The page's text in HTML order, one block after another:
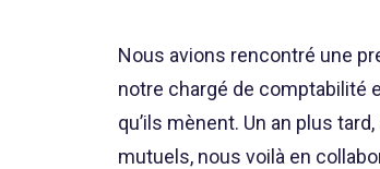
Nous avions rencontré une
notre chargé de comptabilité
qu’ils mènent. Un an plus
mutuels, nous voilà en